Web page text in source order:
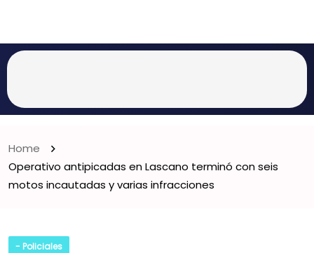
Home
Operativo antipicadas en Lascano terminó con seis
motos incautadas y varias infracciones
- Policiales